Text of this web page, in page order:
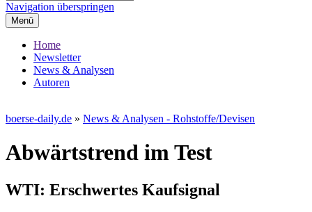
Navigation überspringen
Menü
Home
Newsletter
News & Analysen
Autoren
boerse-daily.de » News & Analysen - Rohstoffe/Devisen
Abwärtstrend im Test
WTI: Erschwertes Kaufsignal